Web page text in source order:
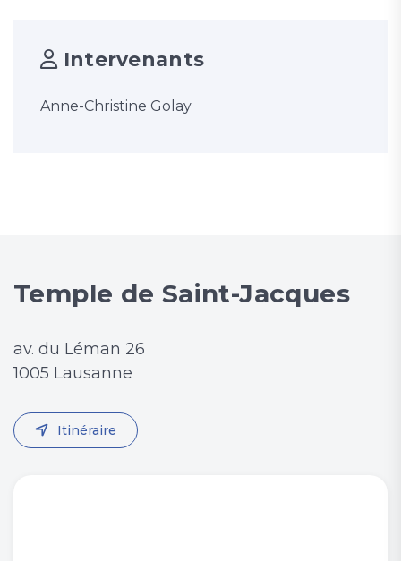
Intervenants
Anne-Christine Golay
Temple de Saint-Jacques
av. du Léman 26
1005 Lausanne
Itinéraire